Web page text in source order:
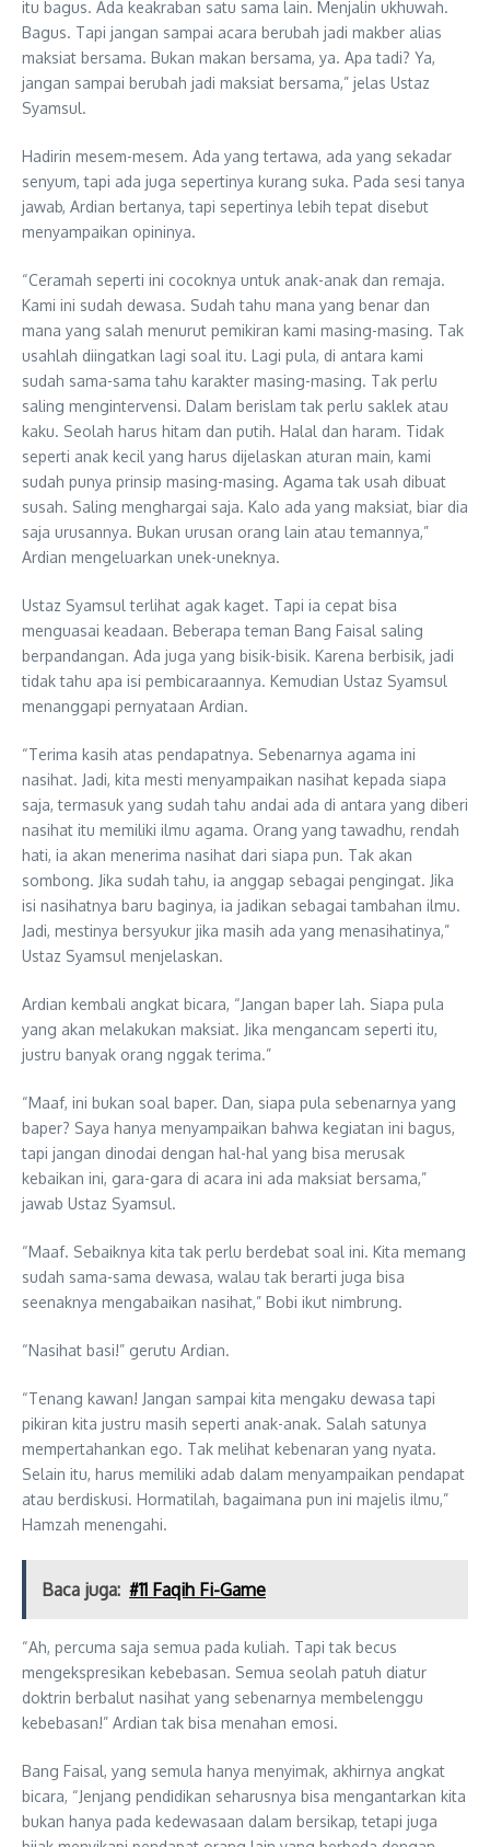
itu bagus. Ada keakraban satu sama lain. Menjalin ukhuwah.
Bagus. Tapi jangan sampai acara berubah jadi makber alias
maksiat bersama. Bukan makan bersama, ya. Apa tadi? Ya,
jangan sampai berubah jadi maksiat bersama,” jelas Ustaz
Syamsul.
Hadirin mesem-mesem. Ada yang tertawa, ada yang sekadar
senyum, tapi ada juga sepertinya kurang suka. Pada sesi tanya
jawab, Ardian bertanya, tapi sepertinya lebih tepat disebut
menyampaikan opininya.
“Ceramah seperti ini cocoknya untuk anak-anak dan remaja.
Kami ini sudah dewasa. Sudah tahu mana yang benar dan
mana yang salah menurut pemikiran kami masing-masing. Tak
usahlah diingatkan lagi soal itu. Lagi pula, di antara kami
sudah sama-sama tahu karakter masing-masing. Tak perlu
saling mengintervensi. Dalam berislam tak perlu saklek atau
kaku. Seolah harus hitam dan putih. Halal dan haram. Tidak
seperti anak kecil yang harus dijelaskan aturan main, kami
sudah punya prinsip masing-masing. Agama tak usah dibuat
susah. Saling menghargai saja. Kalo ada yang maksiat, biar dia
saja urusannya. Bukan urusan orang lain atau temannya,”
Ardian mengeluarkan unek-uneknya.
Ustaz Syamsul terlihat agak kaget. Tapi ia cepat bisa
menguasai keadaan. Beberapa teman Bang Faisal saling
berpandangan. Ada juga yang bisik-bisik. Karena berbisik, jadi
tidak tahu apa isi pembicaraannya. Kemudian Ustaz Syamsul
menanggapi pernyataan Ardian.
“Terima kasih atas pendapatnya. Sebenarnya agama ini
nasihat. Jadi, kita mesti menyampaikan nasihat kepada siapa
saja, termasuk yang sudah tahu andai ada di antara yang diberi
nasihat itu memiliki ilmu agama. Orang yang tawadhu, rendah
hati, ia akan menerima nasihat dari siapa pun. Tak akan
sombong. Jika sudah tahu, ia anggap sebagai pengingat. Jika
isi nasihatnya baru baginya, ia jadikan sebagai tambahan ilmu.
Jadi, mestinya bersyukur jika masih ada yang menasihatinya,”
Ustaz Syamsul menjelaskan.
Ardian kembali angkat bicara, “Jangan baper lah. Siapa pula
yang akan melakukan maksiat. Jika mengancam seperti itu,
justru banyak orang nggak terima.”
“Maaf, ini bukan soal baper. Dan, siapa pula sebenarnya yang
baper? Saya hanya menyampaikan bahwa kegiatan ini bagus,
tapi jangan dinodai dengan hal-hal yang bisa merusak
kebaikan ini, gara-gara di acara ini ada maksiat bersama,”
jawab Ustaz Syamsul.
“Maaf. Sebaiknya kita tak perlu berdebat soal ini. Kita memang
sudah sama-sama dewasa, walau tak berarti juga bisa
seenaknya mengabaikan nasihat,” Bobi ikut nimbrung.
“Nasihat basi!” gerutu Ardian.
“Tenang kawan! Jangan sampai kita mengaku dewasa tapi
pikiran kita justru masih seperti anak-anak. Salah satunya
mempertahankan ego. Tak melihat kebenaran yang nyata.
Selain itu, harus memiliki adab dalam menyampaikan pendapat
atau berdiskusi. Hormatilah, bagaimana pun ini majelis ilmu,”
Hamzah menengahi.
Baca juga: #11 Faqih Fi-Game
“Ah, percuma saja semua pada kuliah. Tapi tak becus
mengekspresikan kebebasan. Semua seolah patuh diatur
doktrin berbalut nasihat yang sebenarnya membelenggu
kebebasan!” Ardian tak bisa menahan emosi.
Bang Faisal, yang semula hanya menyimak, akhirnya angkat
bicara, “Jenjang pendidikan seharusnya bisa mengantarkan kita
bukan hanya pada kedewasaan dalam bersikap, tetapi juga